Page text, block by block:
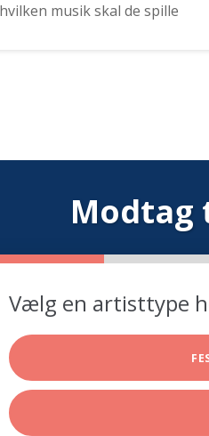
musik skal de spille
Modtag
Vælg en artisttype